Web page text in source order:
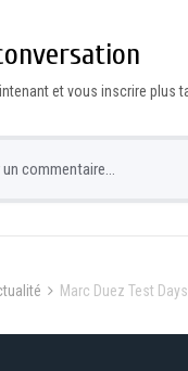
et vous inscrire plus
commentaire…
Marc Duez Test